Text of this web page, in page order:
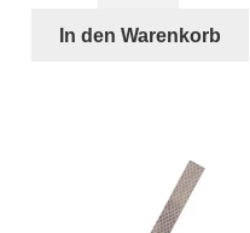
schwarz
In den Warenkorb